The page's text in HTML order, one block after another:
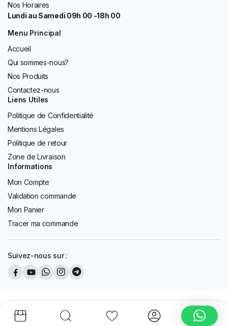
Nos Horaires
Lundi au Samedi 09h 00 -18h 00
Menu Principal
Accueil
Qui sommes-nous?
Nos Produits
Contactez-nous
Liens Utiles
Politique de Confidentialité
Mentions Légales
Politique de retour
Zone de Livraison
Informations
Mon Compte
Validation commande
Mon Panier
Tracer ma commande
Suivez-nous sur :
Copyright 2026 © AFD Tous les droits sont réservés. Design byK13
Design.